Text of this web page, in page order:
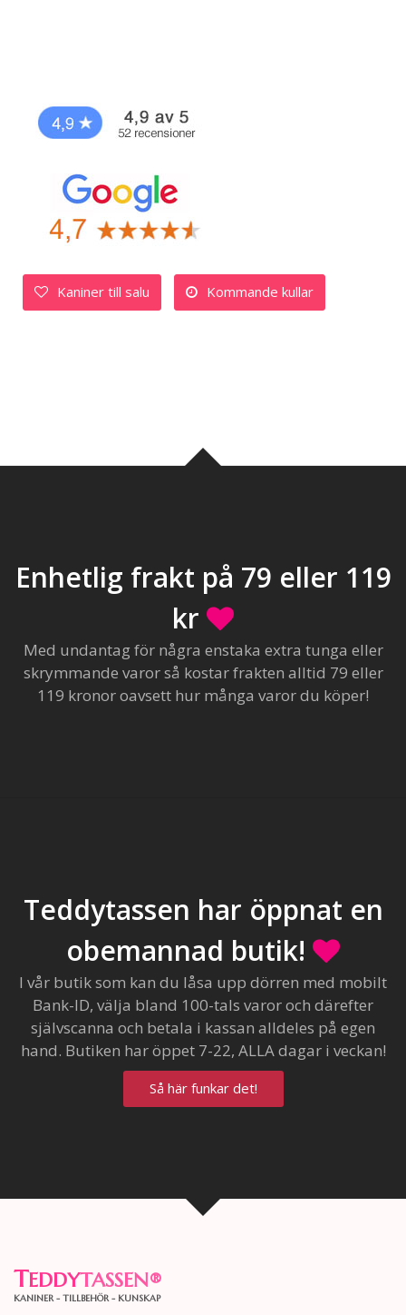
Kaniner till salu Kommande kullar
Enhetlig frakt på 79 eller 119
kr
Med undantag för några enstaka extra tunga eller
skrymmande varor så kostar frakten alltid 79 eller
119 kronor oavsett hur många varor du köper!
Teddytassen har öppnat en
obemannad butik!
I vår butik som kan du låsa upp dörren med mobilt
Bank-ID, välja bland 100-tals varor och därefter
självscanna och betala i kassan alldeles på egen
hand. Butiken har öppet 7-22, ALLA dagar i veckan!
Så här funkar det!
TEDDYTASSEN®
KANINER - TILLBEHÖR - KUNSKAP